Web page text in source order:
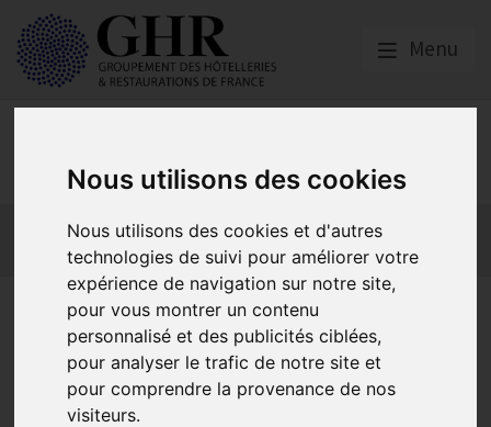
Nous utilisons des cookies
Nous utilisons des cookies et d'autres
technologies de suivi pour améliorer votre
expérience de navigation sur notre site,
pour vous montrer un contenu
personnalisé et des publicités ciblées,
pour analyser le trafic de notre site et
pour comprendre la provenance de nos
visiteurs.
Menu
Handicap
Actualité 2026 Nos Métiers
Offres d’Emploi
Formation
Mission Handicap
Aides à l’embauche pour un
contrat d’apprentissage